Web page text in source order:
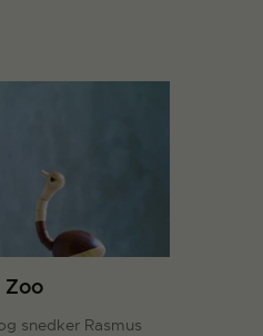
Zoo
snedker Rasmus